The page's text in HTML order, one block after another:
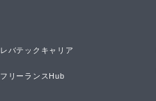
レバテックキャリア
フリーランスHub